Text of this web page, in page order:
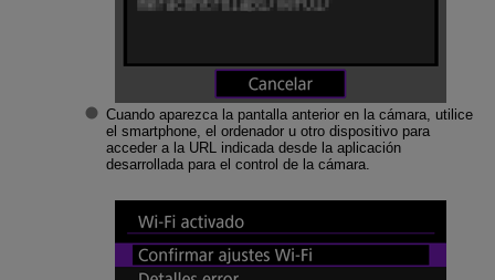
Cuando aparezca la pantalla anterior en la cámara, utilice
el smartphone, el ordenador u otro dispositivo para
acceder a la URL indicada desde la aplicación
desarrollada para el control de la cámara.